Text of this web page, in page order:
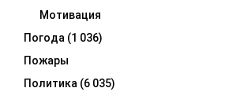
Мотивация
Погода (1 036)
Пожары
Политика (6 035)